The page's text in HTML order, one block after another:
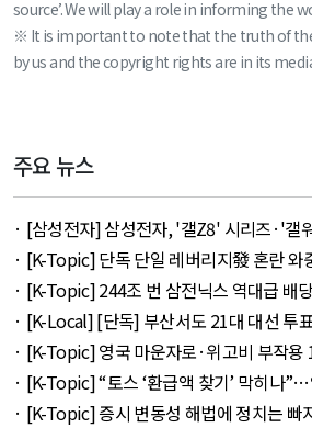
source’. We will play a role in informing the
※ It is important to note that the truth of
by us and the copyright rights are in its
주요 뉴스
· [삼성전자] 삼성전자, '갤Z8' 시리즈·'갤
라' 257만 7300원 외 51건 - August 6,
· [K-Topic] 단독 단일 레버리지發 혼란
거래 강행 외 71건 - August 6, 2026
· [K-Topic] 244조 번 삼전닉스 역대급 배
21건 - August 6, 2026
· [K-Local] [단독] 부산서도 21대 대선 투
14건 - August 6, 2026
· [K-Topic] 영국 마운자로·위고비 부작
관 사례 153건 외 50건 - August 6, 2026
· [K-Topic] “토스 ‘환급액 찾기’ 막히나
August 6, 2026
· [K-Topic] 증시 변동성 해법에 정치는